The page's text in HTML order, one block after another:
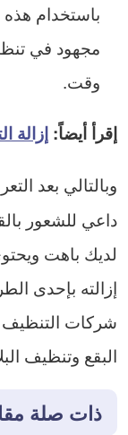
باستخدام هذه
مجهود في
وقت.
إقرأ أيضاً: إزالة
وبالتالي بعد
داعي للشعور
لديك باهت
إزالته بإحدى
شركات التنظيف
البقع وتنظيف
ذات صلة